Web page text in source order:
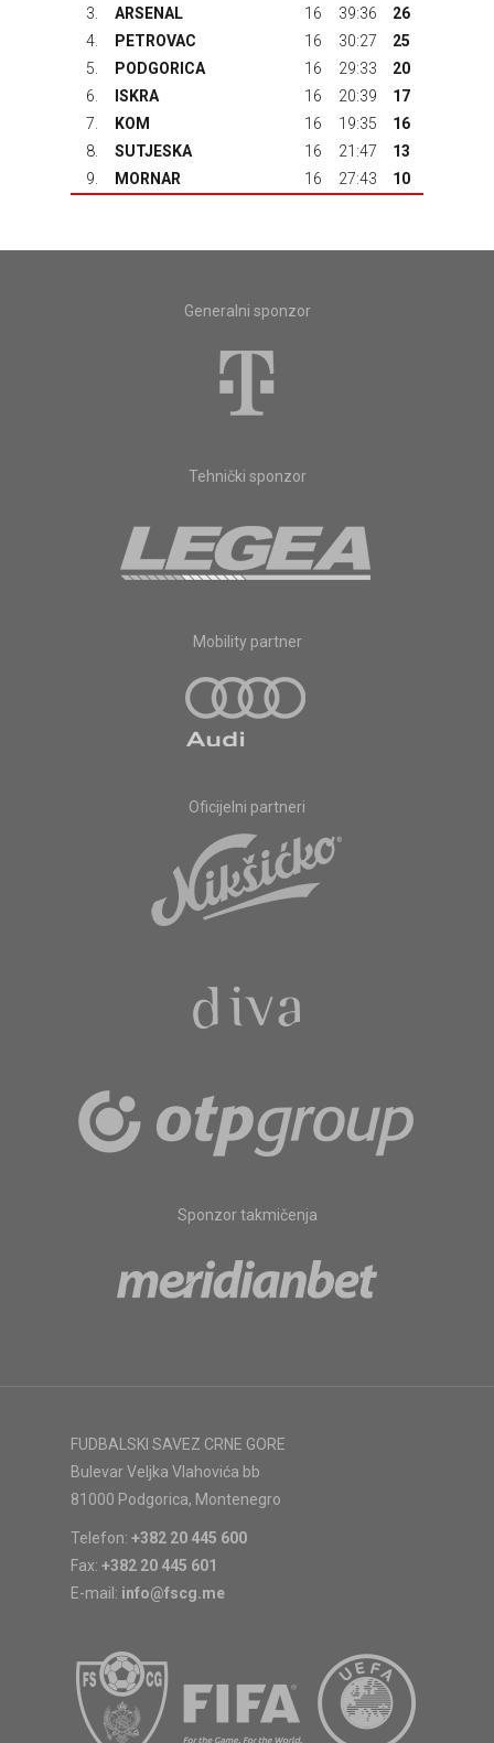
3.
ARSENAL 16 39:36
26
4.
PETROVAC 16 30:27
25
5.
PODGORICA 16 29:33
20
6.
ISKRA 16 20:39
17
7.
KOM 16 19:35
16
8.
SUTJESKA 16 21:47
13
9.
MORNAR 16 27:43 10
Generalni sponzor
Tehnički sponzor
Mobility partner
Oficijelni partneri
Sponzor takmičenja
FUDBALSKI SAVEZ CRNE GORE
Bulevar Veljka Vlahovića bb
81000 Podgorica, Montenegro
Telefon: +382 20 445 600
Fax: +382 20 445 601
E-mail: info@fscg.me